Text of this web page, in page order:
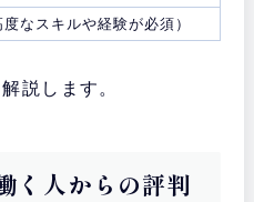
なスキルや経験が必須）
説します。
く人からの評判